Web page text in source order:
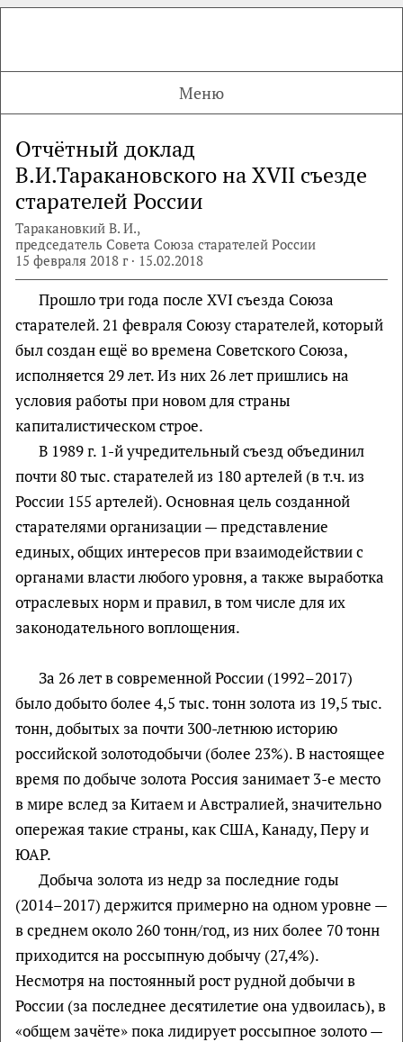
Меню
Отчётный доклад
В.И.Таракановского на XVII съезде
старателей России
Таракановкий В. И.,
председатель Совета Союза старателей России
15 февраля 2018 г · 15.02.2018
Прошло три года после XVI съезда Союза
старателей. 21 февраля Союзу старателей, который
был создан ещё во времена Советского Союза,
исполняется 29 лет. Из них 26 лет пришлись на
условия работы при новом для страны
капиталистическом строе.
В 1989 г. 1-й учредительный съезд объединил
почти 80 тыс. старателей из 180 артелей (в т.ч. из
России 155 артелей). Основная цель созданной
старателями организации — представление
единых, общих интересов при взаимодействии с
органами власти любого уровня, а также выработка
отраслевых норм и правил, в том числе для их
законодательного воплощения.
За 26 лет в современной России (1992–2017)
было добыто более 4,5 тыс. тонн золота из 19,5 тыс.
тонн, добытых за почти 300-летнюю историю
российской золотодобычи (более 23%). В настоящее
время по добыче золота Россия занимает 3-е место
в мире вслед за Китаем и Австралией, значительно
опережая такие страны, как США, Канаду, Перу и
ЮАР.
Добыча золота из недр за последние годы
(2014–2017) держится примерно на одном уровне —
в среднем около 260 тонн/год, из них более 70 тонн
приходится на россыпную добычу (27,4%).
Несмотря на постоянный рост рудной добычи в
России (за последнее десятилетие она удвоилась), в
«общем зачёте» пока лидирует россыпное золото —